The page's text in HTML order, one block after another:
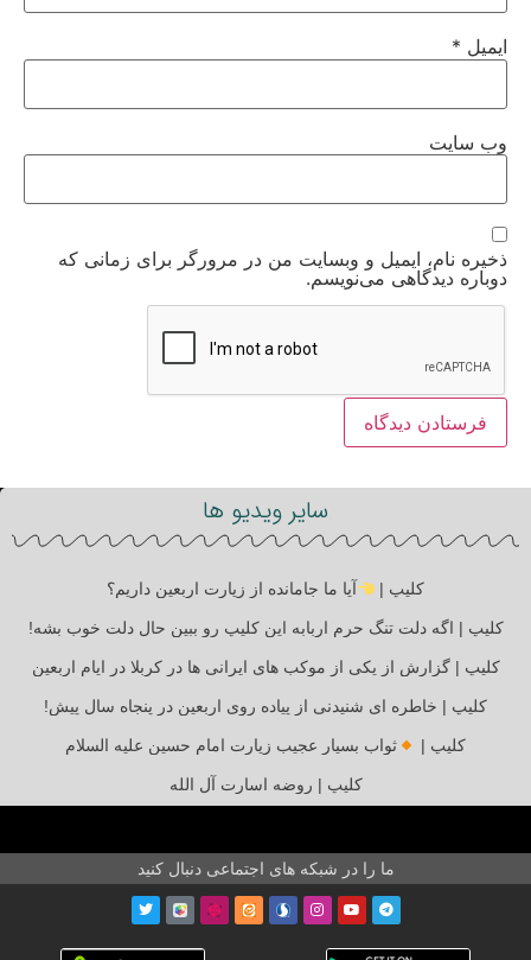
ایمیل *
وب‌ سایت
ذخیره نام، ایمیل و وبسایت من در مرورگر برای زمانی که
دوباره دیدگاهی می‌نویسم.
سایر ویدیو ها
کلیپ | آیا ما جامانده از زیارت اربعین داریم؟
کلیپ | اگه دلت تنگ حرم اربابه این کلیپ رو ببین حال دلت خوب بشه!
کلیپ | گزارش از یکی از موکب های ایرانی ها در کربلا در ایام اربعین
کلیپ | خاطره ای شنیدنی از پیاده روی اربعین در پنجاه سال پیش!
کلیپ | ثواب بسیار عجیب زیارت امام حسین علیه السلام
کلیپ | روضه اسارت آل الله
ما را در شبکه های اجتماعی دنبال کنید